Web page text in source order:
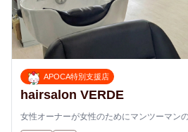
APOCA特別支援店
hairsalon VERDE
女性オーナーが女性のためにマンツーマン